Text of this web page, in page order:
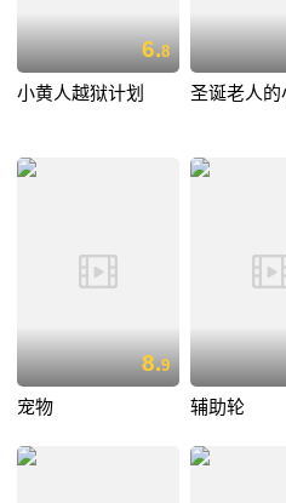
6.8
小黄人越狱计划 圣诞老人的
8.9
宠物 辅助轮